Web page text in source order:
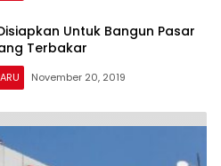
Untuk Bangun Pasar
Terbakar
November 20, 2019